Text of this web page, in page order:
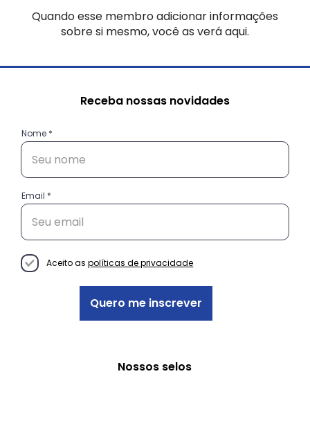
Receba nossas novidades
Nome
Email
Aceito as políticas de privacidade
Quero me inscrever
Nossos selos
Quando esse membro adicionar informações
sobre si mesmo, você as verá aqui.